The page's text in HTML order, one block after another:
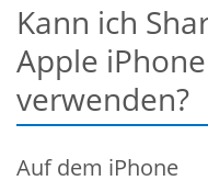
Kann ich
Apple
verwenden?
Auf dem iPhone